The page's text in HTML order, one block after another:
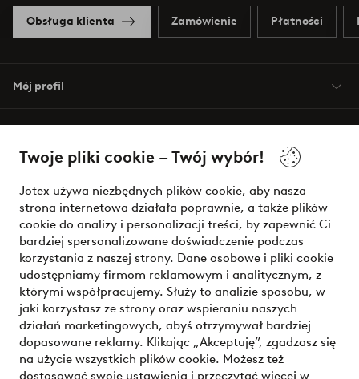
Twoje pliki cookie – Twój wybór!
Jotex używa niezbędnych plików cookie, aby nasza
strona internetowa działała poprawnie, a także plików
cookie do analizy i personalizacji treści, by zapewnić Ci
bardziej spersonalizowane doświadczenie podczas
korzystania z naszej strony. Dane osobowe i pliki cookie
udostępniamy firmom reklamowym i analitycznym, z
którymi współpracujemy. Służy to analizie sposobu, w
jaki korzystasz ze strony oraz wspieraniu naszych
działań marketingowych, abyś otrzymywał bardziej
dopasowane reklamy. Klikając „Akceptuję”, zgadzasz się
na użycie wszystkich plików cookie. Możesz też
dostosować swoje ustawienia i przeczytać więcej w
Obsługa klienta Zamówienie Płatności
Mój profil
Warunki
Bezpieczne płatności - zapłać teraz lub podziel się
Chcesz dowiedzieć się więcej o naszych opcjach płatności